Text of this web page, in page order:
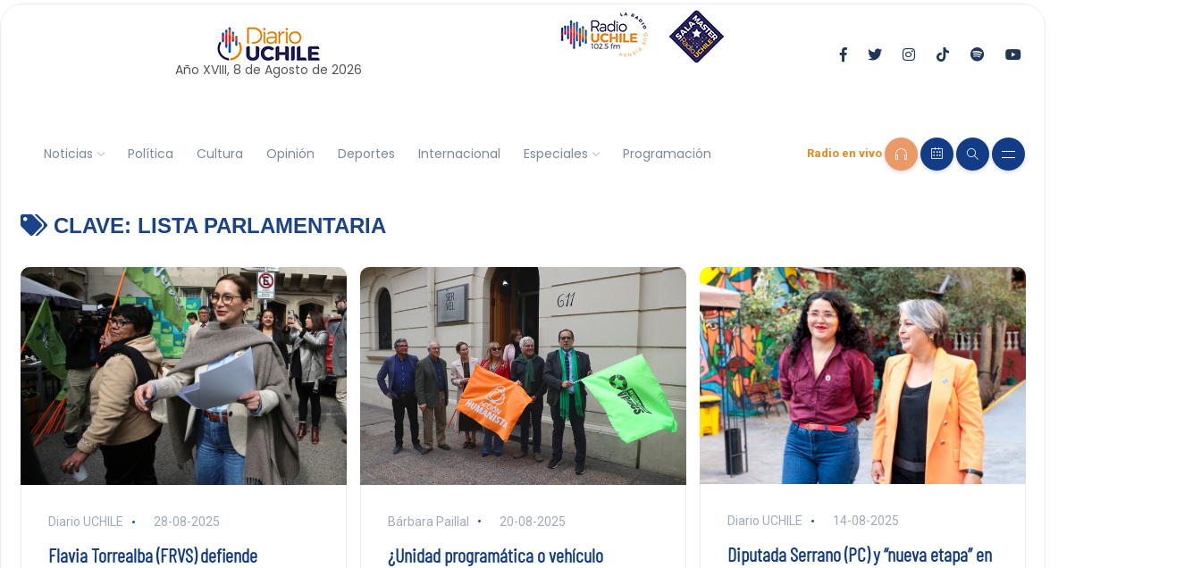
Año XVIII, 8 de Agosto de 2026
Noticias Política Cultura Opinión Deportes Internacional Especiales Programación Radio en vivo
CLAVE: LISTA PARLAMENTARIA
Diario UCHILE 28-08-2025
Flavia Torrealba (FRVS) defiende
Bárbara Paillal 20-08-2025
¿Unidad programática o vehículo
Diario UCHILE 14-08-2025
Diputada Serrano (PC) y “nueva etapa” en